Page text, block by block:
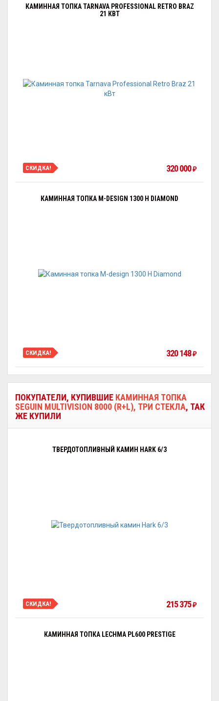
КАМИННАЯ ТОПКА TARNAVA PROFESSIONAL RETRO BRAZ
21 КВТ
СКИДКА! 320 000 ₽
КАМИННАЯ ТОПКА M-DESIGN 1300 H DIAMOND
СКИДКА! 320 148 ₽
ПОКУПАТЕЛИ, КУПИВШИЕ КАМИННАЯ ТОПКА
SEGUIN MULTIVISION 8000 (R+L), ТРИ СТЕКЛА, ТАК
ЖЕ КУПИЛИ
ТВЕРДОТОПЛИВНЫЙ КАМИН HARK 6/3
СКИДКА! 215 375 ₽
КАМИННАЯ ТОПКА LECHMA PL600 PRESTIGE